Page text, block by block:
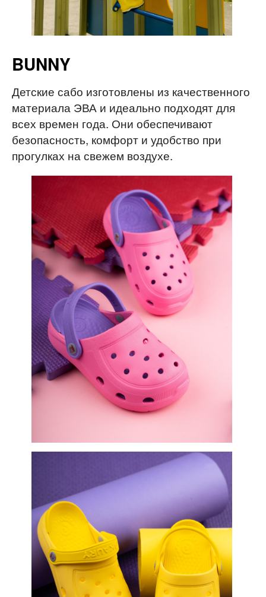
BUNNY
Детские сабо изготовлены из качественного
материала ЭВА и идеально подходят для
всех времен года. Они обеспечивают
безопасность, комфорт и удобство при
прогулках на свежем воздухе.
Каталог
Доставка
О компании